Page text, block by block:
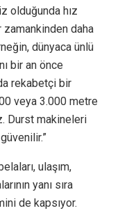
olduğunda hız
daha
dünyaca ünlü
bir an önce
rekabetçi bir
veya 3.000 metre
Durst makineleri
ulaşım,
yanı sıra
de kapsıyor.